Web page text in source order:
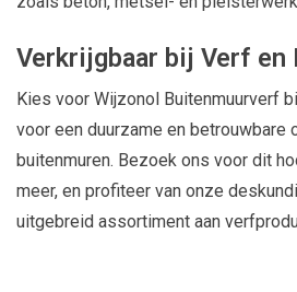
Verkrijgbaar bij Verf en
Kies voor Wijzonol Buitenmuurverf
voor een duurzame en betrouwbare
buitenmuren. Bezoek ons voor dit
meer, en profiteer van onze
uitgebreid assortiment aan